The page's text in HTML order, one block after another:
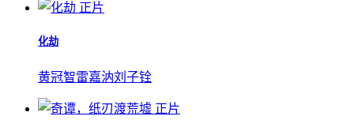
正片
化劫
黄冠智雷嘉汭刘子铨
正片